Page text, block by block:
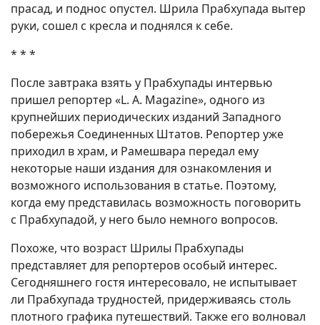
прасад, и поднос опустел. Шрила Прабхупада вытер
руки, сошел с кресла и поднялся к себе.
* * *
После завтрака взять у Прабхупады интервью
пришел репортер «L. A. Magazine», одного из
крупнейших периодических изданий Западного
побережья Соединенных Штатов. Репортер уже
приходил в храм, и Рамешвара передал ему
некоторые наши издания для ознакомления и
возможного использования в статье. Поэтому,
когда ему представилась возможность поговорить
с Прабхупадой, у него было немного вопросов.
Похоже, что возраст Шрилы Прабхупады
представляет для репортеров особый интерес.
Сегодняшнего гостя интересовало, не испытывает
ли Прабхупада трудностей, придерживаясь столь
плотного графика путешествий. Также его волновал